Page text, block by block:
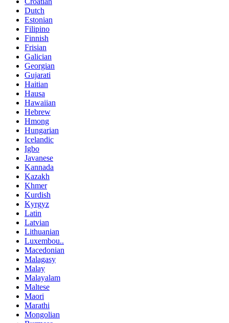
Dutch
Estonian
Filipino
Finnish
Frisian
Galician
Georgian
Gujarati
Haitian
Hausa
Hawaiian
Hebrew
Hmong
Hungarian
Icelandic
Igbo
Javanese
Kannada
Kazakh
Khmer
Kurdish
Kyrgyz
Latin
Latvian
Lithuanian
Luxembou..
Macedonian
Malagasy
Malay
Malayalam
Maltese
Maori
Marathi
Mongolian